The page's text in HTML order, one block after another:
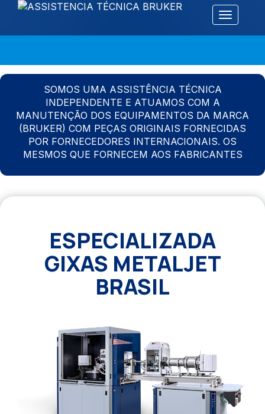
Alternar
SOMOS UMA ASSISTÊNCIA TÉCNICA
INDEPENDENTE E ATUAMOS COM A
MANUTENÇÃO DOS EQUIPAMENTOS DA MARCA
(BRUKER) COM PEÇAS ORIGINAIS FORNECIDAS
POR FORNECEDORES INTERNACIONAIS. OS
MESMOS QUE FORNECEM AOS FABRICANTES
ESPECIALIZADA
GIXAS METALJET
BRASIL